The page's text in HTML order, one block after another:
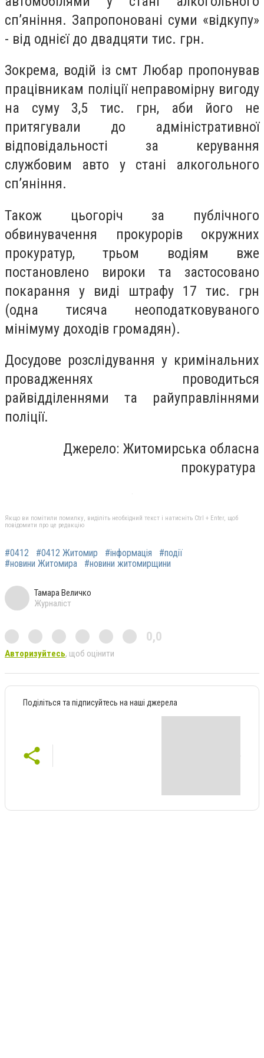
сп’яніння. Запропоновані суми «відкупу»
- від однієї до двадцяти тис. грн.
Зокрема, водій із смт Любар пропонував
працівникам поліції неправомірну вигоду
на суму 3,5 тис. грн, аби його не
притягували до адміністративної
відповідальності за керування
службовим авто у стані алкогольного
сп’яніння.
Також цьогоріч за публічного
обвинувачення прокурорів окружних
прокуратур, трьом водіям вже
постановлено вироки та застосовано
покарання у виді штрафу 17 тис. грн
(одна тисяча неоподатковуваного
мінімуму доходів громадян).
Досудове розслідування у кримінальних
провадженнях проводиться
райвідділеннями та райуправліннями
поліції.
Джерело: Житомирська обласна
прокуратура
Якщо ви помітили помилку, виділіть необхідний текст і натисніть Ctrl + Enter, щоб
повідомити про це редакцію
#0412 #0412 Житомир #інформація
#події
#новини Житомира
#новини житомирщини
Тамара Величко
Журналіст
0,0
Авторизуйтесь, щоб оцінити
Поділіться та підписуйтесь на наші джерела